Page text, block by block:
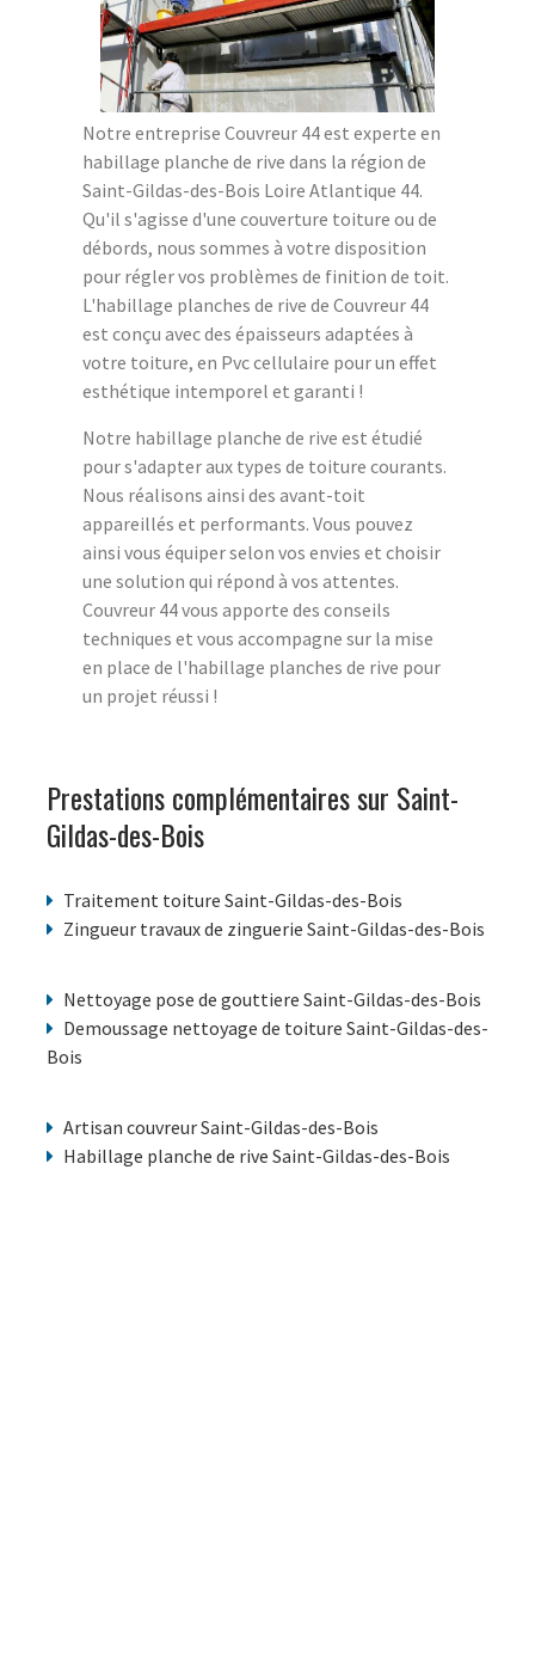
Notre entreprise Couvreur 44 est experte en
habillage planche de rive dans la région de
Saint-Gildas-des-Bois Loire Atlantique 44.
Qu'il s'agisse d'une couverture toiture ou de
débords, nous sommes à votre disposition
pour régler vos problèmes de finition de toit.
L'habillage planches de rive de Couvreur 44
est conçu avec des épaisseurs adaptées à
votre toiture, en Pvc cellulaire pour un effet
esthétique intemporel et garanti !
Notre habillage planche de rive est étudié
pour s'adapter aux types de toiture courants.
Nous réalisons ainsi des avant-toit
appareillés et performants. Vous pouvez
ainsi vous équiper selon vos envies et choisir
une solution qui répond à vos attentes.
Couvreur 44 vous apporte des conseils
techniques et vous accompagne sur la mise
en place de l'habillage planches de rive pour
un projet réussi !
Prestations complémentaires sur Saint-
Gildas-des-Bois
Traitement toiture Saint-Gildas-des-Bois
Zingueur travaux de zinguerie Saint-Gildas-des-Bois
Nettoyage pose de gouttiere Saint-Gildas-des-Bois
Demoussage nettoyage de toiture Saint-Gildas-des-
Bois
Artisan couvreur Saint-Gildas-des-Bois
Habillage planche de rive Saint-Gildas-des-Bois